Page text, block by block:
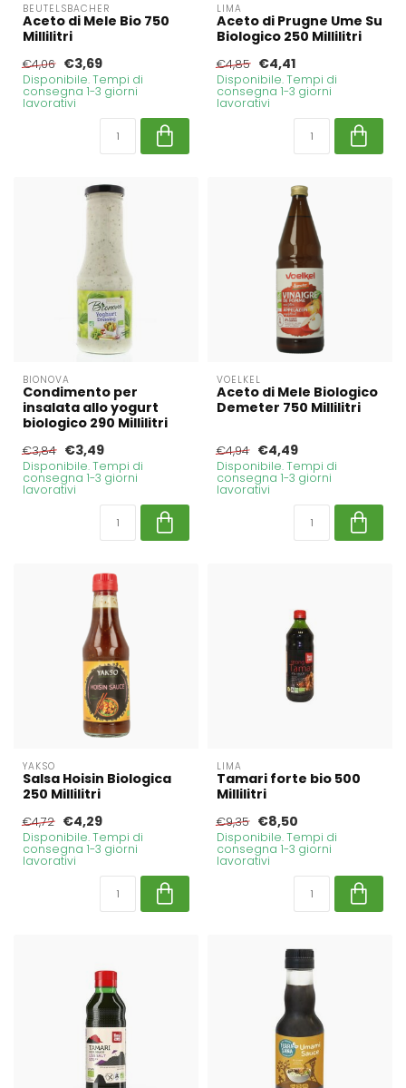
BEUTELSBACHER
Aceto di Mele Bio 750
Millilitri
€4,06 €3,69
Disponibile. Tempi di
consegna 1-3 giorni
lavorativi
LIMA
Aceto di Prugne Ume Su
Biologico 250 Millilitri
€4,85 €4,41
Disponibile. Tempi di
consegna 1-3 giorni
lavorativi
BIONOVA
Condimento per
insalata allo yogurt
biologico 290 Millilitri
€3,84 €3,49
Disponibile. Tempi di
consegna 1-3 giorni
lavorativi
VOELKEL
Aceto di Mele Biologico
Demeter 750 Millilitri
€4,94 €4,49
Disponibile. Tempi di
consegna 1-3 giorni
lavorativi
YAKSO
Salsa Hoisin Biologica
250 Millilitri
€4,72 €4,29
Disponibile. Tempi di
consegna 1-3 giorni
lavorativi
LIMA
Tamari forte bio 500
Millilitri
€9,35 €8,50
Disponibile. Tempi di
consegna 1-3 giorni
lavorativi